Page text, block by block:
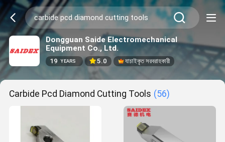
Dongguan Saide Electromechanical
Equipment Co., Ltd.
19 YEARS 5.0 যাচাইকৃত সরবরাহকারী
Carbide Pcd Diamond Cutting Tools (56)